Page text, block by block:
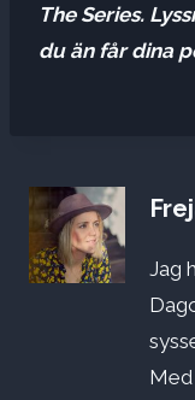
The Series.
du än får dina
Jag